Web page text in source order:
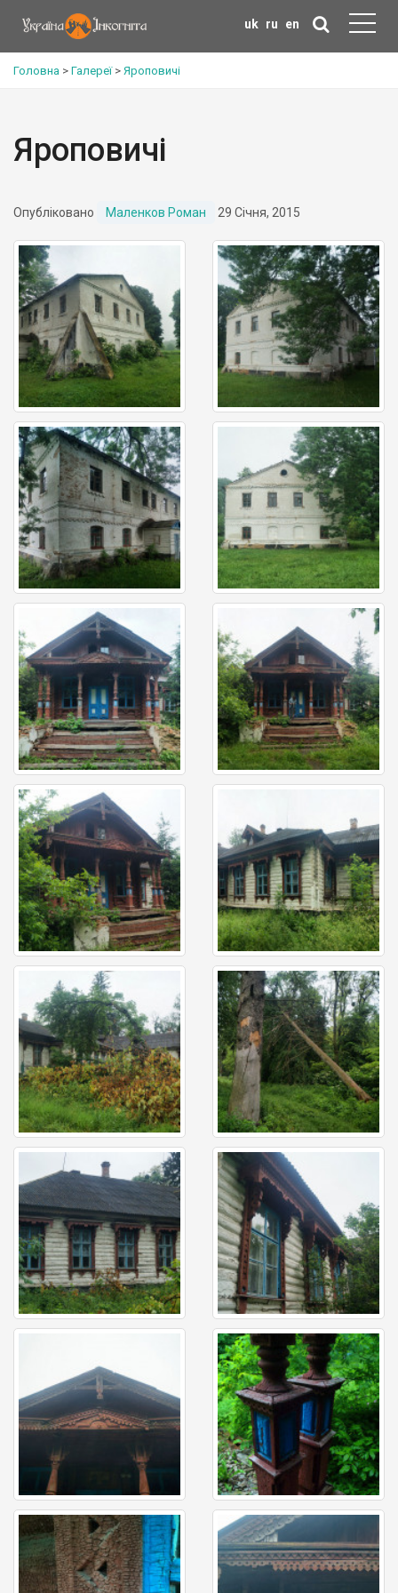
uk ru en
Головна > Галереї> Яроповичі
Яроповичі
Опубліковано Маленков Роман 29 Січня, 2015